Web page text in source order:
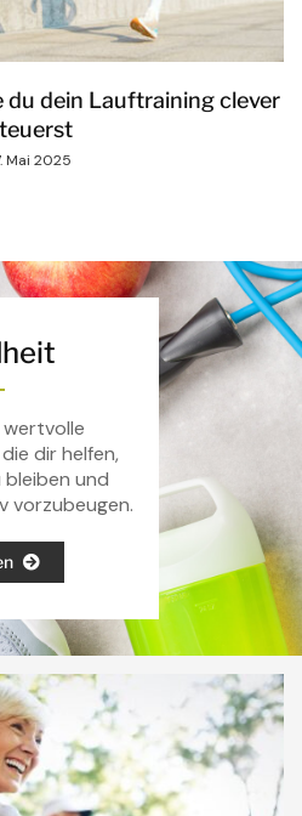
du dein Lauftraining clever
Mai 2025
dir helfen,
und
vorzubeugen.